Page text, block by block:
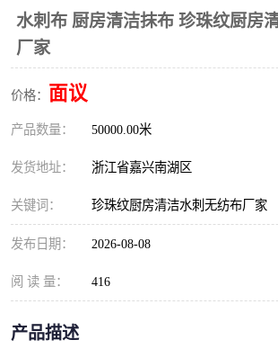
水刺布 厨房清洁抹布 珍珠纹厨房
厂家
价格： 面议
产品数量： 50000.00米
发货地址： 浙江省嘉兴南湖区
关键词： 珍珠纹厨房清洁水刺无纺布厂家
发布日期： 2026-08-08
阅 读 量： 416
产品描述